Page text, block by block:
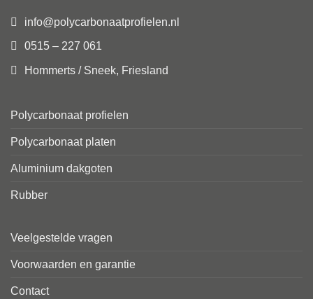
info@polycarbonaatprofielen.nl
0515 – 227 061
Hommerts / Sneek, Friesland
Polycarbonaat profielen
Polycarbonaat platen
Aluminium dakgoten
Rubber
Veelgestelde vragen
Voorwaarden en garantie
Contact